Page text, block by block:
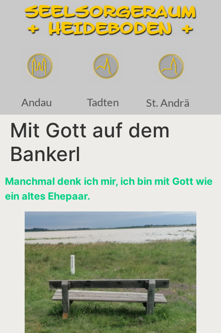
Andau Tadten St. Andrä
Mit Gott auf dem
Bankerl
Manchmal denk ich mir, ich bin mit Gott wie
ein altes Ehepaar.